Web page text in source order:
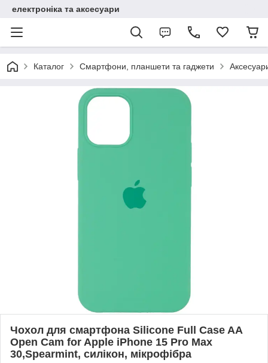
електроніка та аксесуари
Каталог Смартфони, планшети та гаджети
Чохол для смартфона Silicone Full Case AA
Open Cam for Apple iPhone 15 Pro Max
30,Spearmint, силікон, мікрофібра